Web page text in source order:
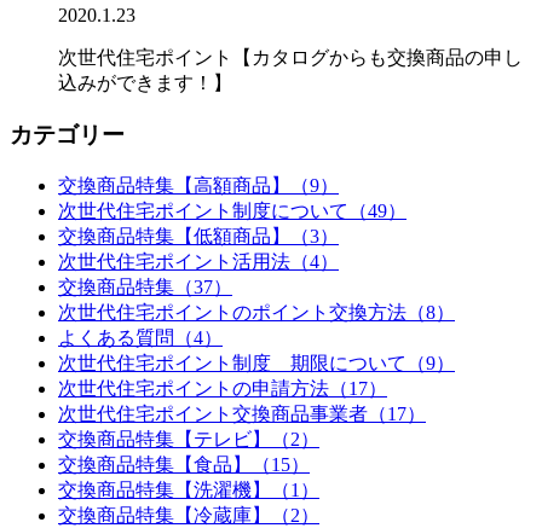
2020.1.23
次世代住宅ポイント【カタログからも交換商品の申し
込みができます！】
カテゴリー
交換商品特集【高額商品】（9）
次世代住宅ポイント制度について（49）
交換商品特集【低額商品】（3）
次世代住宅ポイント活用法（4）
交換商品特集（37）
次世代住宅ポイントのポイント交換方法（8）
よくある質問（4）
次世代住宅ポイント制度 期限について（9）
次世代住宅ポイントの申請方法（17）
次世代住宅ポイント交換商品事業者（17）
交換商品特集【テレビ】（2）
交換商品特集【食品】（15）
交換商品特集【洗濯機】（1）
交換商品特集【冷蔵庫】（2）